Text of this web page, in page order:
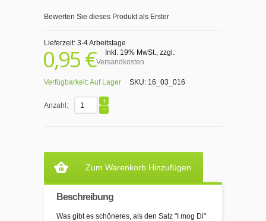
Bewerten Sie dieses Produkt als Erster
Lieferzeit: 3-4 Arbeitstage
0,95 € Inkl. 19% MwSt., zzgl.
Versandkosten
Verfügbarkeit:Auf Lager SKU: 16_03_016
Anzahl:
Zum Warenkorb Hinzufügen
Beschreibung
Was gibt es schöneres, als den Satz "I mog Di"